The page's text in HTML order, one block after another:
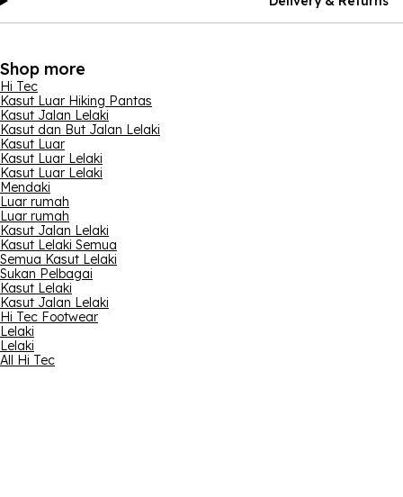
Shop more
Hi Tec
Kasut Luar Hiking Pantas
Kasut Jalan Lelaki
Kasut dan But Jalan Lelaki
Kasut Luar
Kasut Luar Lelaki
Kasut Luar Lelaki
Mendaki
Luar rumah
Luar rumah
Kasut Jalan Lelaki
Kasut Lelaki Semua
Semua Kasut Lelaki
Sukan Pelbagai
Kasut Lelaki
Kasut Jalan Lelaki
Hi Tec Footwear
Lelaki
Lelaki
All Hi Tec